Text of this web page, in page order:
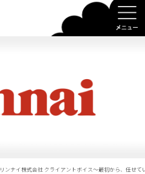
リンナイ株式会社 クライアントボイス〜最初から、任せ